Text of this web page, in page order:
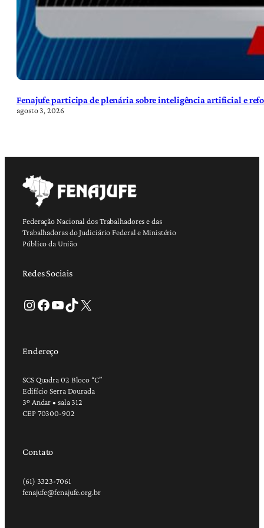
Fenajufe participa de plenária sobre inteligência artificial e
agosto 3, 2026
Federação Nacional dos Trabalhadores e das
Trabalhadoras do Judiciário Federal e Ministério
Público da União
Redes Sociais
Instagram Facebook Youtube TikTok X
Endereço
SCS Quadra 02 Bloco “C”
Edifício Serra Dourada
3º Andar • sala 312
CEP 70300-902
Contato
(61) 3323-7061
fenajufe@fenajufe.org.br